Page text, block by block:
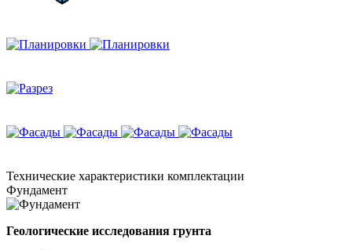
Технические характеристики комплектации
Фундамент
Геологические исследования грунта